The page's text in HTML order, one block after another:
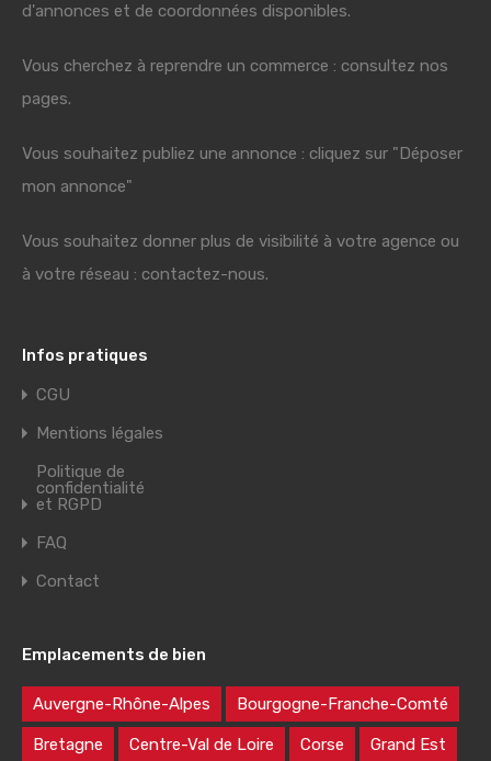
d'annonces et de coordonnées disponibles.
Vous cherchez à reprendre un commerce : consultez nos
pages.
Vous souhaitez publiez une annonce : cliquez sur "Déposer
mon annonce"
Vous souhaitez donner plus de visibilité à votre agence ou
à votre réseau : contactez-nous.
Infos pratiques
CGU
Mentions légales
Politique de
confidentialité
et RGPD
FAQ
Contact
Emplacements de bien
Auvergne-Rhône-Alpes Bourgogne-Franche-Comté
Bretagne Centre-Val de Loire Corse Grand Est